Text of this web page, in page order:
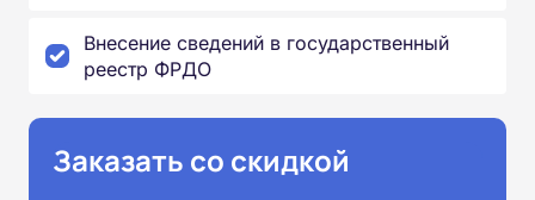
Внесение сведений в государственный
реестр ФРДО
Заказать со скидкой